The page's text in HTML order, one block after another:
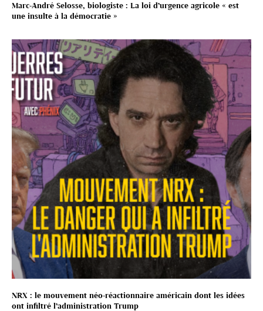
Marc-André Selosse, biologiste : La loi d’urgence agricole « est
une insulte à la démocratie »
NRX : le mouvement néo-réactionnaire américain dont les idées
ont infiltré l’administration Trump